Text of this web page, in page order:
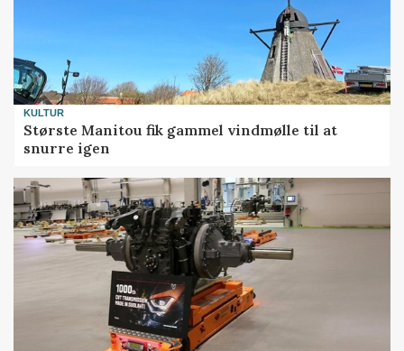
KULTUR
Største Manitou fik gammel vindmølle til at
snurre igen